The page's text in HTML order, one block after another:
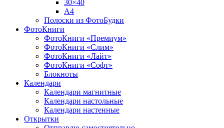
30×40
A4
Полоски из ФотоБудки
ФотоКниги
ФотоКниги «Премиум»
ФотоКниги «Слим»
ФотоКниги «Лайт»
ФотоКниги «Софт»
Блокноты
Календари
Календари магнитные
Календари настольные
Календари настенные
Открытки